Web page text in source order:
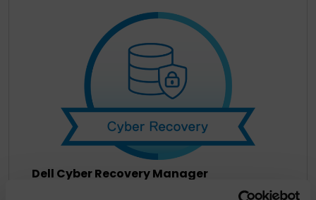
Dell Cyber Recovery Manager